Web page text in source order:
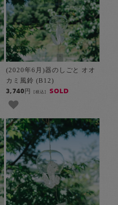
(2020年6月)器のしごと オオ
カミ風鈴 (B12)
3,740円 [税込] SOLD